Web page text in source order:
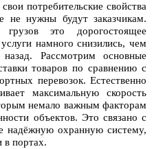
потребительские свойства
не нужны будут заказчикам.
это дорогостоящее
намного снизились, чем
Рассмотрим основные
товаров по сравнению с
перевозок. Естественно
максимальную скорость
немало важным факторам
объектов. Это связано с
надёжную охранную систему,
в портах.